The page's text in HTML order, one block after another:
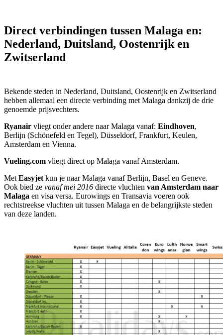
Direct verbindingen tussen Malaga en:
Nederland, Duitsland, Oostenrijk en
Zwitserland
Bekende steden in Nederland, Duitsland, Oostenrijk en Zwitserland
hebben allemaal een directe verbinding met Malaga dankzij de drie
genoemde prijsvechters.
Ryanair vliegt onder andere naar Malaga vanaf: Eindhoven,
Berlijn (Schönefeld en Tegel), Düsseldorf, Frankfurt, Keulen,
Amsterdam en Vienna.
Vueling.com vliegt direct op Malaga vanaf Amsterdam.
Met Easyjet kun je naar Malaga vanaf Berlijn, Basel en Geneve.
Ook bied ze vanaf mei 2016 directe vluchten van Amsterdam naar
Malaga en visa versa. Eurowings en Transavia voeren ook
rechtstreekse vluchten uit tussen Malaga en de belangrijkste steden
van deze landen.